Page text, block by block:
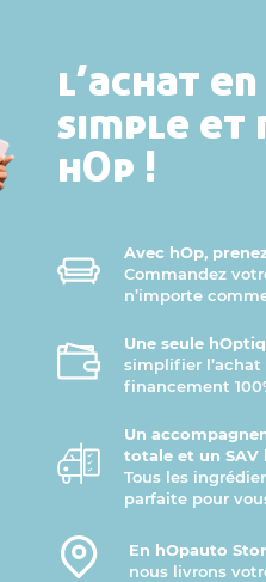
l’achat
simple et
hOp !
Avec hOp,
Commandez
n’importe
Une seule
simplifier
financement
Un
totale et un SAV
Tous les
parfaite pour
En hOpauto
nous livrons